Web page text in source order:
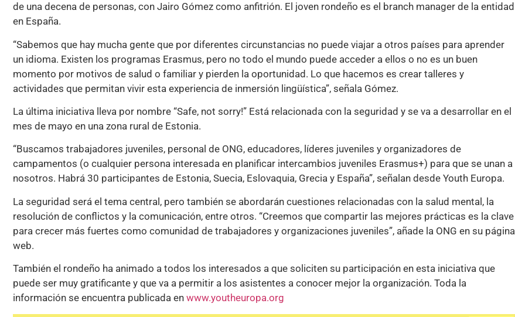
de una decena de personas, con Jairo Gómez como anfitrión. El joven rondeño es el branch manager de la entidad
en España.
“Sabemos que hay mucha gente que por diferentes circunstancias no puede viajar a otros países para aprender
un idioma. Existen los programas Erasmus, pero no todo el mundo puede acceder a ellos o no es un buen
momento por motivos de salud o familiar y pierden la oportunidad. Lo que hacemos es crear talleres y
actividades que permitan vivir esta experiencia de inmersión lingüística”, señala Gómez.
La última iniciativa lleva por nombre “Safe, not sorry!” Está relacionada con la seguridad y se va a desarrollar en el
mes de mayo en una zona rural de Estonia.
“Buscamos trabajadores juveniles, personal de ONG, educadores, líderes juveniles y organizadores de
campamentos (o cualquier persona interesada en planificar intercambios juveniles Erasmus+) para que se unan a
nosotros. Habrá 30 participantes de Estonia, Suecia, Eslovaquia, Grecia y España”, señalan desde Youth Europa.
La seguridad será el tema central, pero también se abordarán cuestiones relacionadas con la salud mental, la
resolución de conflictos y la comunicación, entre otros. “Creemos que compartir las mejores prácticas es la clave
para crecer más fuertes como comunidad de trabajadores y organizaciones juveniles”, añade la ONG en su página
web.
También el rondeño ha animado a todos los interesados a que soliciten su participación en esta iniciativa que
puede ser muy gratificante y que va a permitir a los asistentes a conocer mejor la organización. Toda la
información se encuentra publicada en www.youtheuropa.org